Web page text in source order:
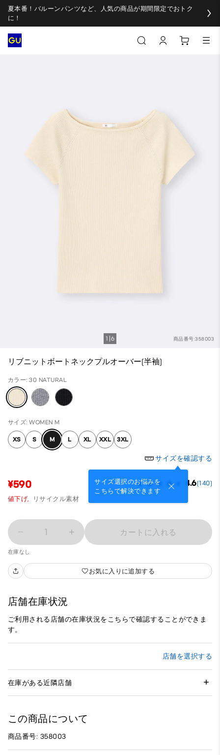
夏本番！バルーンパンツなど、人気の商品が期間限定でおトク
に！
商品番号:358003
1 6
リブニットボートネックプルオーバー(半袖)
カラー: 30 NATURAL
サイズ: WOMEN M
XS S M L XL XXL 3XL
サイズを確認する
サイズ選択のお悩みを
こちらで解決できます
¥590 4.6(140)
値下げ, リサイクル素材
1 カートに入れる
在庫なし
お気に入りに追加する
店舗在庫状況
ご利用される店舗の在庫状況をこちらで確認することができま
す。
店舗を選択する
在庫がある近隣店舗
この商品について
商品番号: 358003